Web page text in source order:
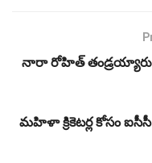
నారా రోహిత్ తండ్రయ్యారు:
మహిళా క్రికెటర్ల కోసం